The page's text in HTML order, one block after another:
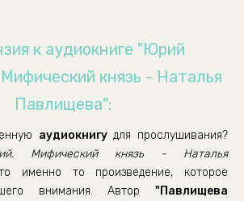
к аудиокниге "Юрий
князь - Наталья
Павлищева":
аудиокнигудля прослушивания?
Мифический князь - Наталья
то произведение, которое
внимания. Автор "Павлищева